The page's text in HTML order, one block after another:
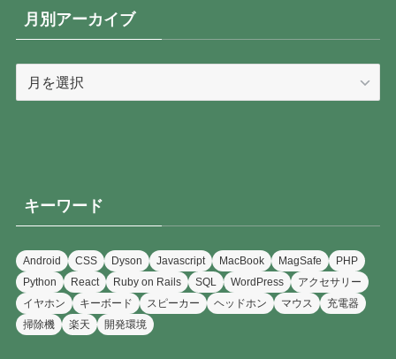
リ
ー
月別アーカイブ
ブキーワード
Android CSS Dyson Javascript MacBook MagSafe
PHP
Python
React Ruby on Rails SQL WordPress
アクセサリー
イヤホン
キーボード スピーカー ヘッドホン マウス
充電器
掃除機
楽天 開発環境